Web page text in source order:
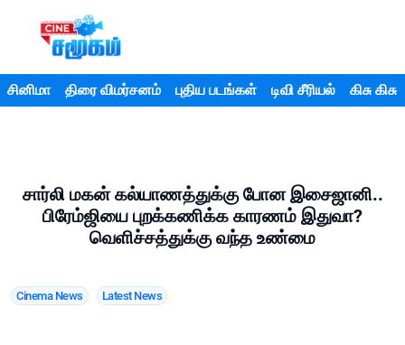
சினிமா திரை விமர்சனம் புதிய படங்கள் டிவி சீரியல் கிசு கிசு
சார்லி மகன் கல்யாணத்துக்கு போன இசைஜானி..
பிரேம்ஜியை புறக்கணிக்க காரணம் இதுவா?
வெளிச்சத்துக்கு வந்த உண்மை
Cinema News Latest News